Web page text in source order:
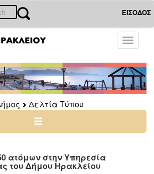
ΕΙΣΟΔΟΣ
Toggle
Δελτία Τύπου
ατόμων στην Υπηρεσία
του Δήμου Ηρακλείου